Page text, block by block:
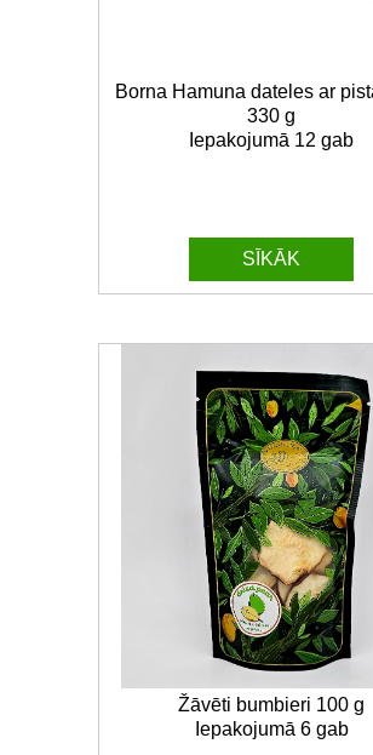
Borna Hamuna dateles ar
330 g
Iepakojumā 12 gab
SĪKĀK
Žāvēti bumbieri 100 g
Iepakojumā 6 gab